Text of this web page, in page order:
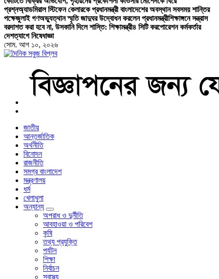
প্রশ্নঅ্যাডমিরাল স্টিফেন কেলারকে প্রধানমন্ত্রী বাংলাদেশের অবস্থান সবসময় শান্তির
পক্ষেজুলাই গণঅভ্যুত্থান স্মৃতি জাদুঘর উদ্বোধন করলেন প্রধানমন্ত্রীশিক্ষাঙ্গনে সন্ত্রাস
বরদাশত করা হবে না, উসকানি দিলে শাস্তি: শিক্ষামন্ত্রী৪ সিটি করপোরেশন কর্মকর্তার
দেশত্যাগে নিষেধাজ্ঞা
সোম. আগ ১০, ২০২৬
বাংলা নিউজ পেপার
জাতীয়
আন্তর্জাতিক
অর্থনীতি
বিনোদন
রাজনীতি
সমগ্র বাংলাদেশ
মন্ত্রণালয়
ধর্ম
খেলাধুলা
অন্যান্য
অপরাধ ও দুর্নীতি
আবহাওয়া ও পরিবেশ
কৃষি
তথ্য প্রযুক্তি
পর্যটন
শিক্ষা
নির্বাচন
স্বাস্থ্য